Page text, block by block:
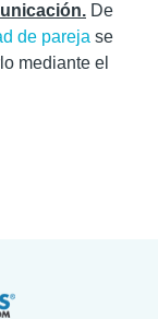
De
de pareja se
mediante el